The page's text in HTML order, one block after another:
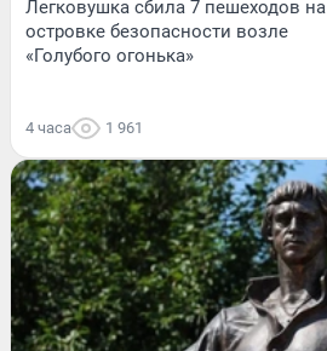
Легковушка сбила 7 пешеходов на
островке безопасности возле
«Голубого огонька»
4 часа 1 961